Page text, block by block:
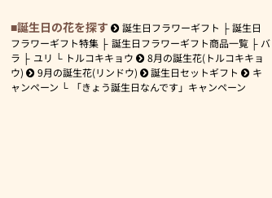
誕生日の花を探す 誕生日フラワーギフト
誕生日
フラワーギフト特集
誕生日フラワーギフト商品一覧
バ
ラ
ユリ トルコキキョウ
8月の誕生花(トルコキキョ
ウ)
9月の誕生花(リンドウ) 誕生日セットギフト
キ
ャンペーン
「きょう誕生日なんです」キャンペーン